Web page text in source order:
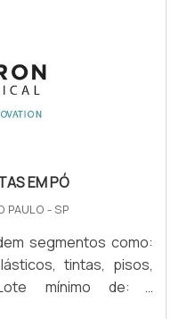
EM PÓ
PAULO - SP
segmentos como:
tintas, pisos,
mínimo de: 1